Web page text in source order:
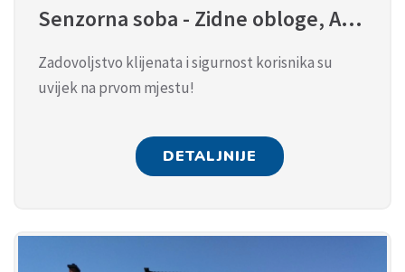
Senzorna soba - Zidne obloge, Alpinistički zid, Švedske ljestve, tatami, Ljulja....
Zadovoljstvo klijenata i sigurnost korisnika su
uvijek na prvom mjestu!
DETALJNIJE